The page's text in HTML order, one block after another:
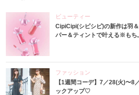
ビューティー
CipiCipi(シピシピ)の新作は羽
パー＆ティントで叶える※も
ファッション
【1週間コーデ】7／28(火)〜8
ックアップ♡